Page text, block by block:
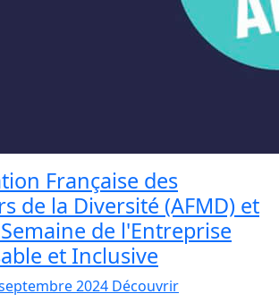
Française des
de la Diversité (AFMD) et
de l'Entreprise
et Inclusive
2024 Découvrir